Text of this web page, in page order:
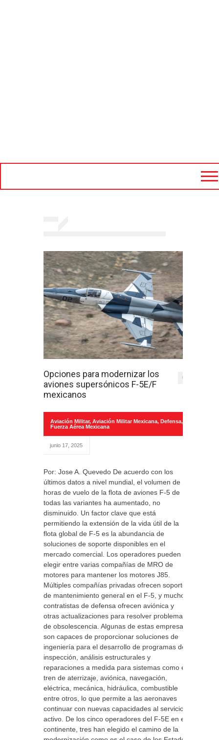
Opciones para modernizar los
aviones supersónicos F-5E/F
mexicanos
0
Aviación Militar, Aviación Militar Mexicana, Defensa,
Fuerza Aérea Mexicana
junio 17, 2025
Por: Jose A. Quevedo De acuerdo con los
últimos datos a nivel mundial, el volumen de
horas de vuelo de la flota de aviones F-5 de
todas las variantes ha aumentado, no
disminuido. Un factor clave que está
permitiendo la extensión de la vida útil de la
flota global de F-5 es la abundancia de
soluciones de soporte disponibles en el
mercado comercial. Los operadores pueden
elegir entre varias compañías de MRO de
motores para mantener los motores J85.
Múltiples compañías privadas ofrecen soporte
de mantenimiento general en el F-5, y muchos
contratistas de defensa ofrecen aviónica y
otras actualizaciones para resolver problemas
de obsolescencia. Algunas de estas empresas
son capaces de proporcionar soluciones de
ingeniería para el desarrollo de programas de
inspección, análisis estructurales y
reparaciones a medida para sistemas como el
tren de aterrizaje, aviónica, navegación,
eléctrica, mecánica, hidráulica, combustible
entre otros, lo que permite a las aeronaves
continuar con nuevas capacidades al servicio
activo. De los cinco operadores del F-5E en el
continente, tres han elegido el camino de la